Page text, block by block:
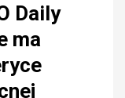
Daily
ma